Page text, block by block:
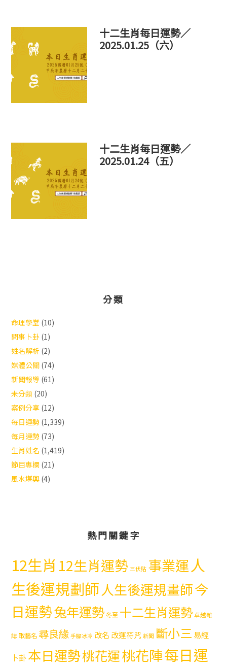
十二生肖每日運勢／
2025.01.25（六）
十二生肖每日運勢／
2025.01.24（五）
分類
命理學堂 (10)
問事卜卦 (1)
姓名解析 (2)
媒體公關 (74)
新聞報導 (61)
未分類 (20)
案例分享 (12)
每日運勢 (1,339)
每月運勢 (73)
生肖姓名 (1,419)
節目專欄 (21)
風水堪輿 (4)
熱門關鍵字
12生肖 12生肖運勢 三伏貼 事業運人
生後運規劃師人生後運規畫師今
日運勢兔年運勢冬至 十二生肖運勢 卓越雜
誌 取藝名 尋良緣 手腳冰冷 改名 改運符咒 新聞 斷小三易經
卜卦本日運勢桃花運桃花陣每日運